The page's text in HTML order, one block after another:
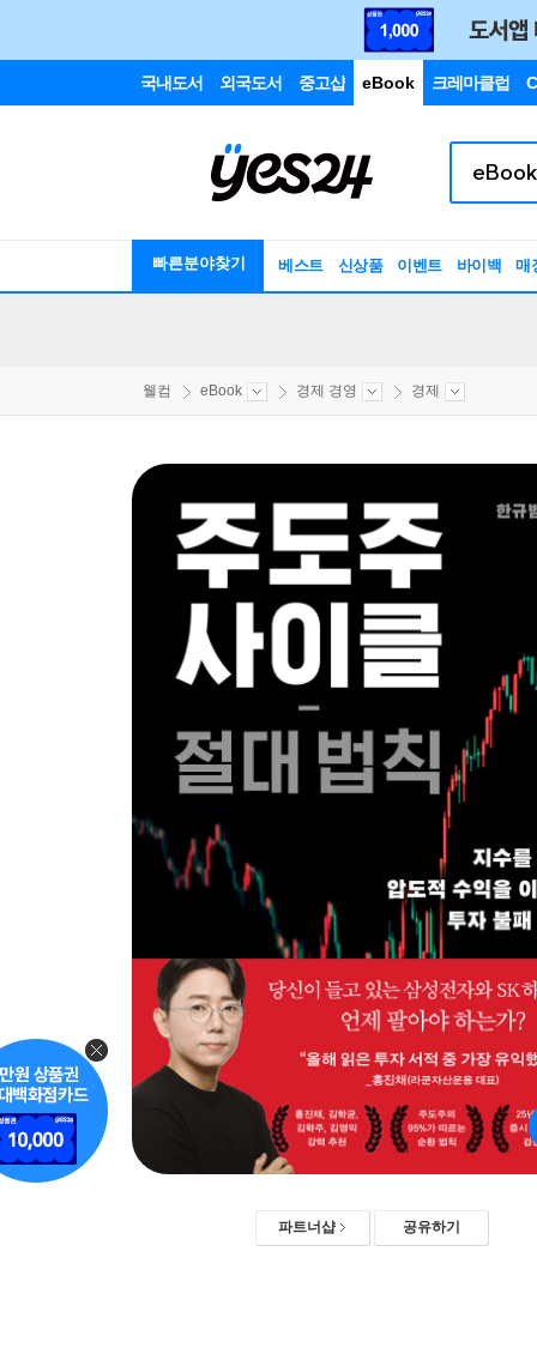
국내도서 외국도서 중고샵 eBook 크레마클럽
빠른분야찾기 베스트 신상품 이벤트 바이백 매
웰컴 eBook 경제 경영 경제
파트너샵 공유하기